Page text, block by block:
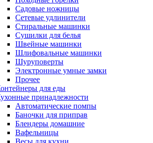
Садовые ножницы
Сетевые удлинители
Стиральные машинки
Сушилки для белья
Швейные машинки
Шлифовальные машинки
Шуруповерты
Электронные умные замки
Прочее
для еды
принадлежности
Автоматические помпы
Баночки для приправ
Блендеры домашние
Вафельницы
Весы для кухни